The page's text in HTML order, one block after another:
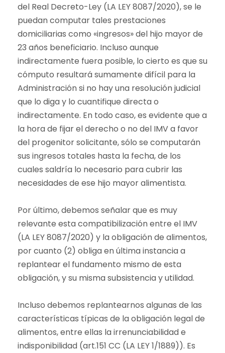
del Real Decreto-Ley (LA LEY 8087/2020), se le
puedan computar tales prestaciones
domiciliarias como «ingresos» del hijo mayor de
23 años beneficiario. Incluso aunque
indirectamente fuera posible, lo cierto es que su
cómputo resultará sumamente difícil para la
Administración si no hay una resolución judicial
que lo diga y lo cuantifique directa o
indirectamente. En todo caso, es evidente que a
la hora de fijar el derecho o no del IMV a favor
del progenitor solicitante, sólo se computarán
sus ingresos totales hasta la fecha, de los
cuales saldría lo necesario para cubrir las
necesidades de ese hijo mayor alimentista.
Por último, debemos señalar que es muy
relevante esta compatibilización entre el IMV
(LA LEY 8087/2020) y la obligación de alimentos,
por cuanto (2) obliga en última instancia a
replantear el fundamento mismo de esta
obligación, y su misma subsistencia y utilidad.
Incluso debemos replantearnos algunas de las
características típicas de la obligación legal de
alimentos, entre ellas la irrenunciabilidad e
indisponibilidad (art.151 CC (LA LEY 1/1889)). Es